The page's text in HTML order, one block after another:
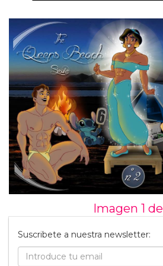
Imagen 1 de
Suscribete a nuestra newsletter: